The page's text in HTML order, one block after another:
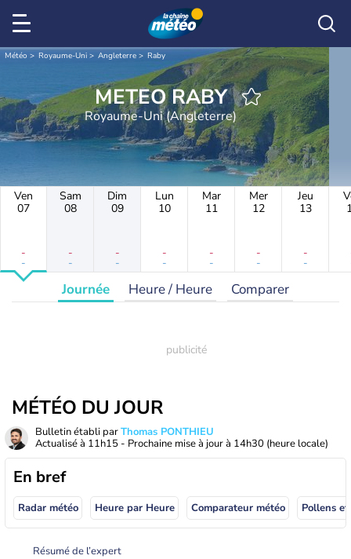
Météo Royaume-Uni Angleterre Raby
METEO RABY
Royaume-Uni (Angleterre)
Ven
07
-
-
Sam
08
-
-
Dim
09
-
-
Lun
10
-
-
Mar
11
-
-
Mer
12
-
-
Jeu
13
-
-
Journée Heure / Heure Comparer
MÉTÉO DU JOUR
Bulletin établi parThomas PONTHIEU
Actualisé à 11h15 - Prochaine mise à jour à 14h30 (heure locale)
En bref
Radar météo Heure par Heure Comparateur météo Pollens
Résumé de l’expert